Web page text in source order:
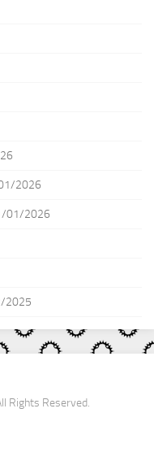
2026
01/2026
2025
Rights Reserved.